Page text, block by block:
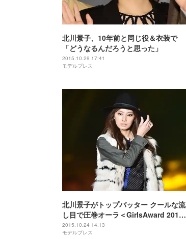
北川景子、10年前と同じ役＆衣装で
「どうなるんだろうと思った」
2015.10.29 17:41
モデルプレス
北川景子がトップバッター クールな流
し目で圧巻オーラ＜GirlsAward 2015
A／W＞
2015.10.24 14:13
モデルプレス